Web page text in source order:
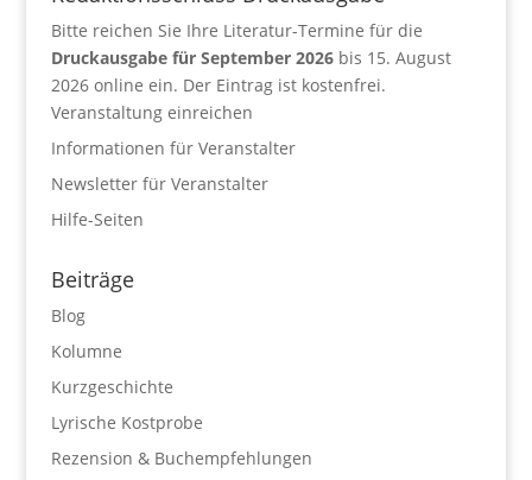
Bitte reichen Sie Ihre Literatur-Termine für die
Druckausgabe für September 2026bis 15. August
2026 online ein. Der Eintrag ist kostenfrei.
Veranstaltung einreichen
Informationen für Veranstalter
Newsletter für Veranstalter
Hilfe-Seiten
Beiträge
Blog
Kolumne
Kurzgeschichte
Lyrische Kostprobe
Rezension & Buchempfehlungen